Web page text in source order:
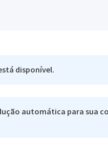
disponível.
automática para sua